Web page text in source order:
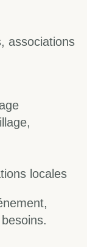
associations
locales